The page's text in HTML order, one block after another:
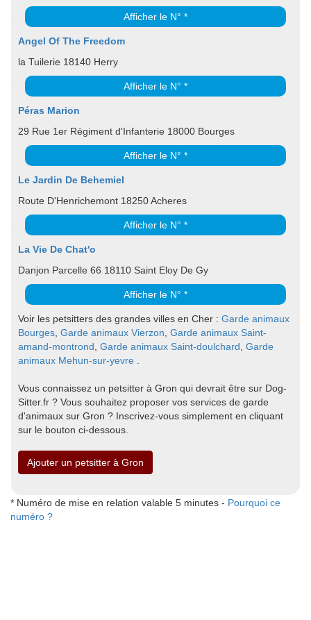
Afficher le N° *
Angel Of The Freedom
la Tuilerie 18140 Herry
Afficher le N° *
Péras Marion
29 Rue 1er Régiment d'Infanterie 18000 Bourges
Afficher le N° *
Le Jardin De Behemiel
Route D'Henrichemont 18250 Acheres
Afficher le N° *
La Vie De Chat'o
Danjon Parcelle 66 18110 Saint Eloy De Gy
Afficher le N° *
Voir les petsitters des grandes villes en Cher : Garde animaux
Bourges Garde animaux Vierzon Garde animaux Saint-
amand-montrond Garde animaux Saint-doulchard Garde
animaux Mehun-sur-yevre
Vous connaissez un petsitter à Gron qui devrait être sur Dog-
Sitter.fr ? Vous souhaitez proposer vos services de garde
d'animaux sur Gron ? Inscrivez-vous simplement en cliquant
sur le bouton ci-dessous.
Ajouter un petsitter à Gron
* Numéro de mise en relation valable 5 minutes - Pourquoi ce
numéro ?